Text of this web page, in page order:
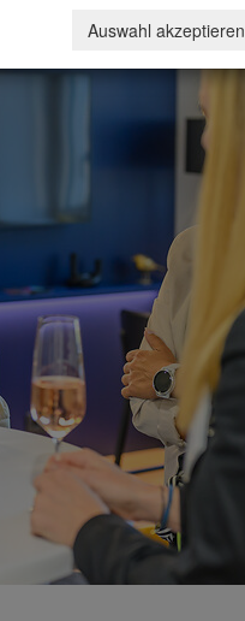
Auswahl akzeptieren